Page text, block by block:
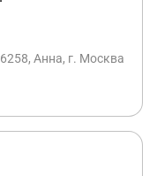
Анна, г. Москва